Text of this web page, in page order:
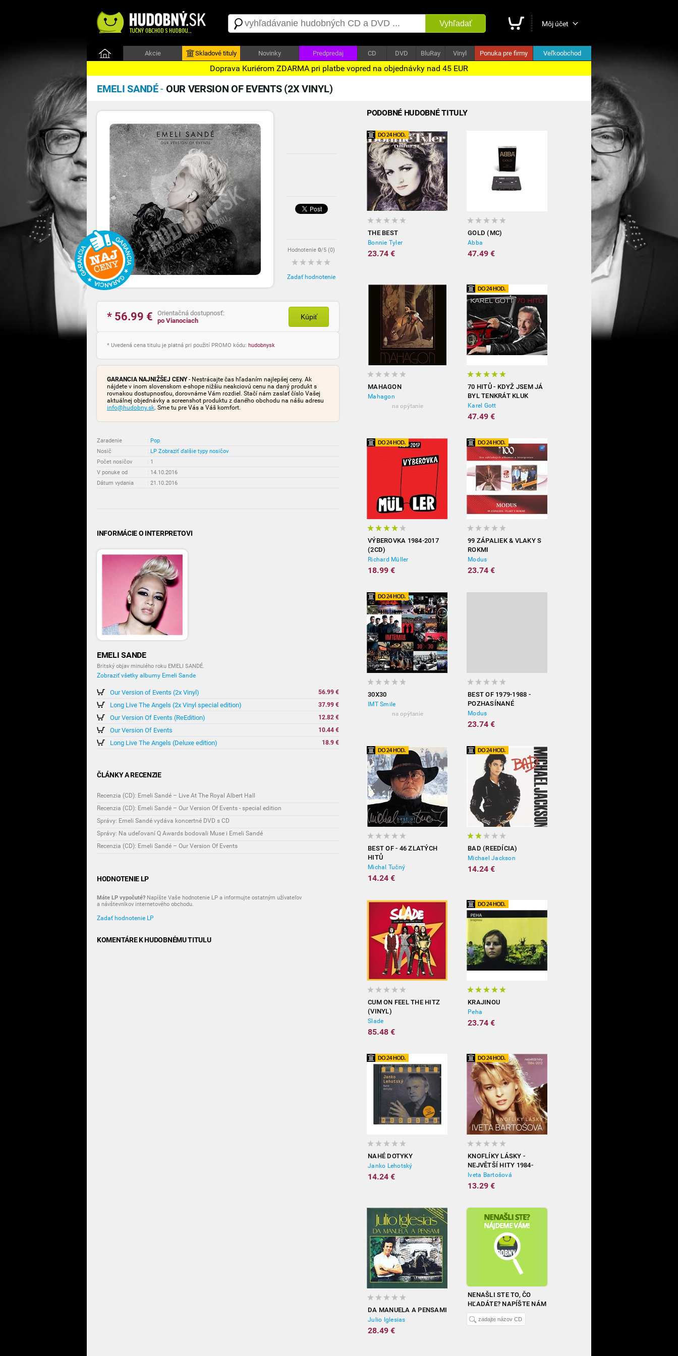
Vyhľadať Môj účet
Akcie Skladové tituly Novinky Predpredaj CD DVD BluRay Vinyl Ponuka pre firmy Veľkoobchod
Doprava Kuriérom ZDARMA pri platbe vopred na objednávky nad 45 EUR
EMELI SANDÉ- OUR VERSION OF EVENTS (2X VINYL)
Hodnotenie 0/5 (0)
Zadať hodnotenie
* 56.99 €
Orientačná dostupnosť:
po Vianociach
Kúpiť
* Uvedená cena titulu je platná pri použití PROMO kódu: hudobnysk
GARANCIA NAJNIŽŠEJ CENY- Nestrácajte čas hľadaním najlepšej ceny. Ak
nájdete v inom slovenskom e-shope nižšiu neakciovú cenu na daný produkt s
rovnakou dostupnosťou, dorovnáme Vám rozdiel. Stačí nám zaslať číslo Vašej
aktuálnej objednávky a screenshot produktu z daného obchodu na nášu adresu
info@hudobny.sk. Sme tu pre Vás a Váš komfort.
Zaradenie : Pop
Nosič
: LP Zobraziť ďalšie typy nosičov
Počet nosičov
: 1
V ponuke od
: 14.10.2016
Dátum vydania
: 21.10.2016
INFORMÁCIE O INTERPRETOVI
EMELI SANDE
Britský objav minulého roku EMELI SANDÉ.
Zobraziť všetky albumy Emeli Sande
Our Version of Events (2x Vinyl) 56.99 €
Long Live The Angels (2x Vinyl special edition) 37.99 €
Our Version Of Events (ReEdition) 12.82 €
Our Version Of Events 10.44 €
Long Live The Angels (Deluxe edition) 18.9 €
ČLÁNKY A RECENZIE
Recenzia (CD): Emeli Sandé – Live At The Royal Albert Hall
Recenzia (CD): Emeli Sandé – Our Version Of Events - special edition
Správy: Emeli Sandé vydáva koncertné DVD s CD
Správy: Na udeľovaní Q Awards bodovali Muse i Emeli Sandé
Recenzia (CD): Emeli Sandé – Our Version Of Events
HODNOTENIE LP
Máte LP vypočuté? Napíšte Vaše hodnotenie LP a informujte ostatným užívateľov
a návštevníkov internetového obchodu.
Zadať hodnotenie LP
KOMENTÁRE K HUDOBNÉMU TITULU
PODOBNÉ HUDOBNÉ TITULY
THE BEST
Bonnie Tyler
23.74 €
GOLD (MC)
Abba
47.49 €
MAHAGON
Mahagon
na opýtanie
70 HITŮ - KDYŽ JSEM JÁ
BYL TENKRÁT KLUK
(3CD)
Karel Gott
47.49 €
VÝBEROVKA 1984-2017
(2CD)
Richard Müller
18.99 €
99 ZÁPALIEK & VLAKY S
ROKMI
Modus
23.74 €
30X30
IMT Smile
na opýtanie
BEST OF 1979-1988 -
POZHASÍNANÉ
Modus
23.74 €
BEST OF - 46 ZLATÝCH
HITŮ
Michal Tučný
14.24 €
BAD (REEDÍCIA)
Michael Jackson
14.24 €
CUM ON FEEL THE HITZ
(VINYL)
Slade
85.48 €
KRAJINOU
Peha
23.74 €
NAHÉ DOTYKY
Janko Lehotský
14.24 €
KNOFLÍKY LÁSKY -
NEJVĚTŠÍ HITY 1984-
2012
Iveta Bartošová
13.29 €
DA MANUELA A PENSAMI
Julio Iglesias
28.49 €
NENAŠLI STE TO, ČO
HĽADÁTE? NAPÍŠTE NÁM